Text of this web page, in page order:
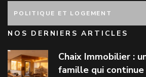
POLITIQUE ET LOGEMENT
NOS DERNIERS ARTICLES
Chaix Immobilier :
famille qui continue